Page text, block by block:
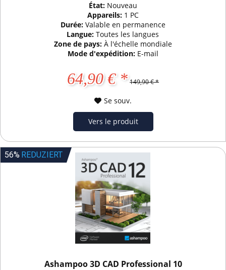
État: Nouveau
Appareils: 1 PC
Durée: Valable en permanence
Langue:Toutes les langues
Zone de pays: À l'échelle mondiale
Mode d'expédition: E-mail
64,90 € * 149,90 € *
Se souv.
Vers le produit
56% REDUZIERT
Ashampoo 3D CAD Professional 10